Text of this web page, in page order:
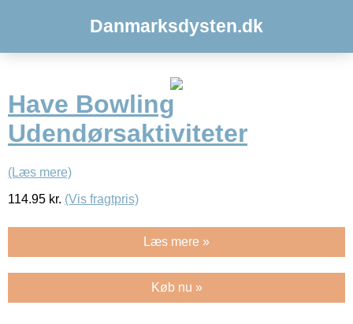
Danmarksdysten.dk
Have Bowling
Udendørsaktiviteter
(Læs mere)
114.95 kr. (Vis fragtpris)
Læs mere »
Køb nu »